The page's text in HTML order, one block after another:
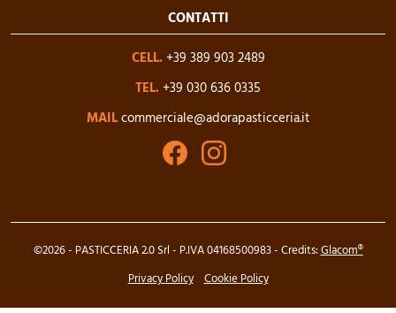
CONTATTI
CELL.+39 389 903 2489
TEL.+39 030 636 0335
MAILcommerciale@adorapasticceria.it
©2026 - PASTICCERIA 2.0 Srl - P.IVA 04168500983 - Credits:Glacom®
Privacy Policy Cookie Policy